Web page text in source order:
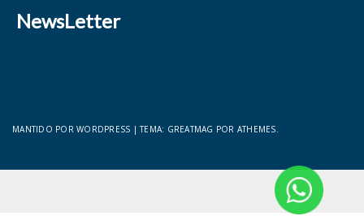
NewsLetter
MANTIDO POR WORDPRESS |TEMA: GREATMAG POR ATHEMES.